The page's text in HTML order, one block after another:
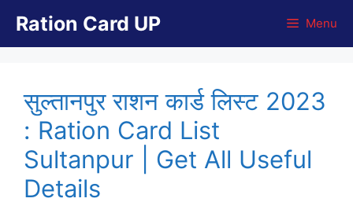
content
Ration Card UP Menu
सुल्तानपुर राशन कार्ड लिस्ट 2023
: Ration Card List
Sultanpur | Get All Useful
Details